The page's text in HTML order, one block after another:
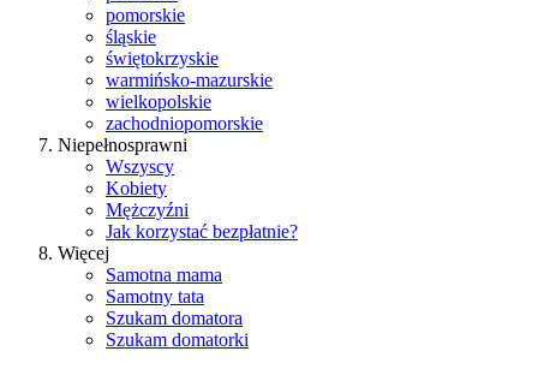
pomorskie
śląskie
świętokrzyskie
warmińsko-mazurskie
wielkopolskie
zachodniopomorskie
Niepełnosprawni
Wszyscy
Kobiety
Mężczyźni
Jak korzystać bezpłatnie?
Więcej
Samotna mama
Samotny tata
Szukam domatora
Szukam domatorki